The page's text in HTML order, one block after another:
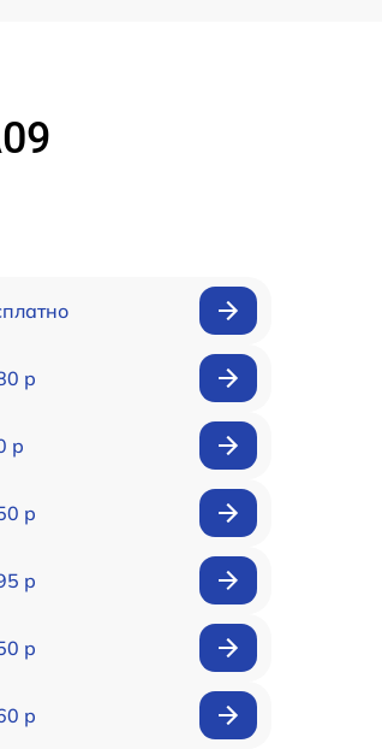
р
р
р
р
р
р